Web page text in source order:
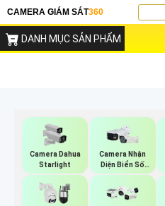
CAMERA GIÁM SÁT360
DANH MỤC SẢN PHẨM
Camera Dahua
Starlight
Camera Nhận
Diện Biển Số
Dahua